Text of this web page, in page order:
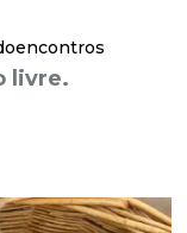
livre.